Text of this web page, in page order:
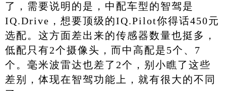
了，需要说明的是，中配车型的智驾是
IQ.Drive，想要顶级的IQ.Pilot你得话450元
选配。这方面差出来的传感器数量也挺多，
低配只有2个摄像头，而中高配是5个、7
个。毫米波雷达也差了2个，别小瞧了这些
差别，体现在智驾功能上，就有很大的不同